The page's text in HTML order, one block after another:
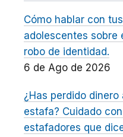
Cómo hablar con
adolescentes sobre
robo de identidad.
6 de Ago de 2026
¿Has perdido
estafa? Cuidado
estafadores que